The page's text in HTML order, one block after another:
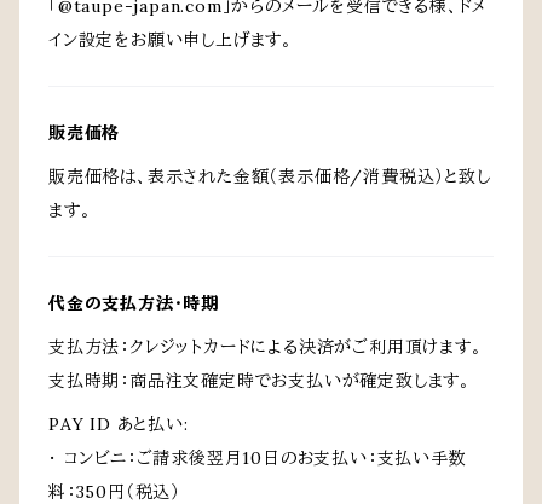
「@taupe-japan.com」からのメールを受信できる様、ドメ
イン設定をお願い申し上げます。
販売価格
販売価格は、表示された金額（表示価格/消費税込）と致し
ます。
代金の支払方法・時期
支払方法：クレジットカードによる決済がご利用頂けます。
支払時期：商品注文確定時でお支払いが確定致します。
PAY ID あと払い:
・ コンビニ：ご請求後翌月10日のお支払い：支払い手数
料：350円（税込）